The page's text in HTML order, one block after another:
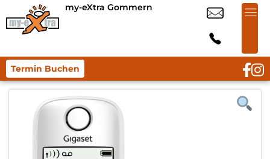
my-eXtra Gommern
Termin Buchen